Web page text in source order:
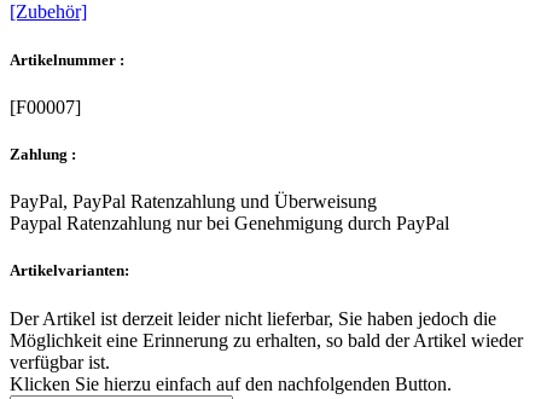
[Zubehör]
Artikelnummer :
[F00007]
Zahlung :
PayPal, PayPal Ratenzahlung und Überweisung
Paypal Ratenzahlung nur bei Genehmigung durch PayPal
Artikelvarianten:
Der Artikel ist derzeit leider nicht lieferbar, Sie haben jedoch die
Möglichkeit eine Erinnerung zu erhalten, so bald der Artikel wieder
verfügbar ist.
Klicken Sie hierzu einfach auf den nachfolgenden Button.